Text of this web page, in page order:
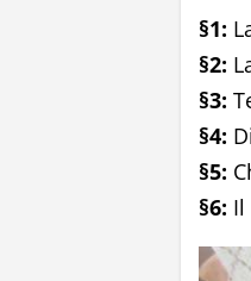
§1:
§2:
§3:
§4:
§5:
§6: Il